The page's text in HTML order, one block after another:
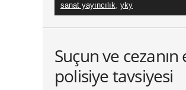
sanat yayıncılık, yky
Suçun ve cezanın
polisiye tavsiyesi